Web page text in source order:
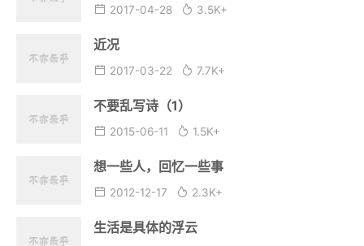
2017-04-28 3.5K+
近况
2017-03-22 7.7K+
不要乱写诗（1）
2015-06-11 1.5K+
想一些人，回忆一些事
2012-12-17 2.3K+
生活是具体的浮云